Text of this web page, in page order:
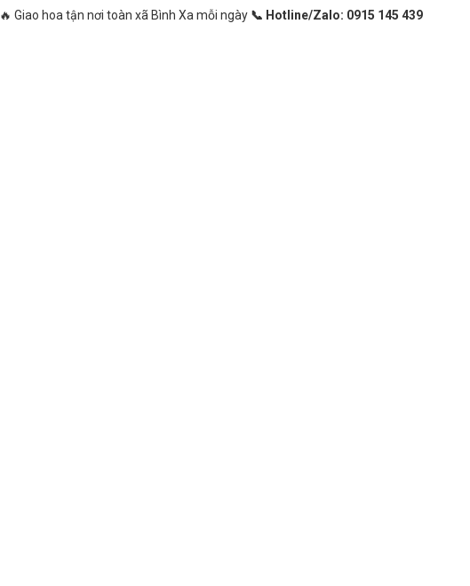
🔥 Giao hoa tận nơi toàn xã Bình Xa mỗi ngày 📞 Hotline/Zalo: 0915 145 439